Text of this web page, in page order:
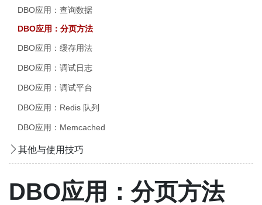
DBO应用：查询数据
DBO应用：分页方法
DBO应用：缓存用法
DBO应用：调试日志
DBO应用：调试平台
DBO应用：Redis 队列
DBO应用：Memcached
其他与使用技巧
DBO应用：分页方法